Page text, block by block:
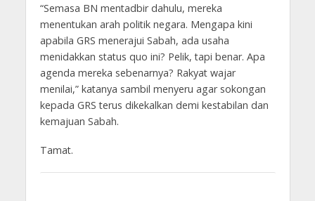
“Semasa BN mentadbir dahulu, mereka
menentukan arah politik negara. Mengapa kini
apabila GRS menerajui Sabah, ada usaha
menidakkan status quo ini? Pelik, tapi benar. Apa
agenda mereka sebenarnya? Rakyat wajar
menilai,” katanya sambil menyeru agar sokongan
kepada GRS terus dikekalkan demi kestabilan dan
kemajuan Sabah.
Tamat.